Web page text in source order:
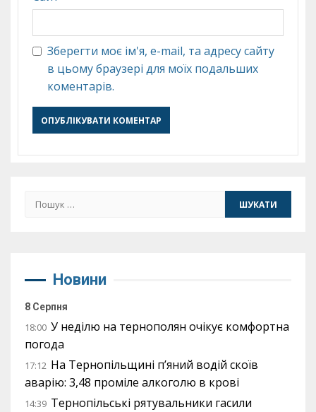
Зберегти моє ім'я, e-mail, та адресу сайту
в цьому браузері для моїх подальших
коментарів.
Пошук:
Новини
8 Серпня
18:00 У неділю на тернополян очікує комфортна
погода
17:12 На Тернопільщині п’яний водій скоїв
аварію: 3,48 проміле алкоголю в крові
14:39 Тернопільські рятувальники гасили